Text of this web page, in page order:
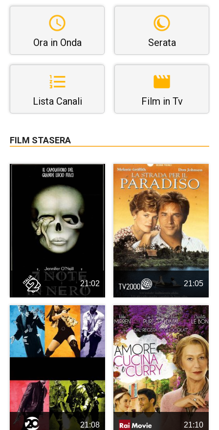
Ora in Onda Serata
Lista Canali Film in Tv
FILM STASERA
21:02 21:05
21:08 21:10